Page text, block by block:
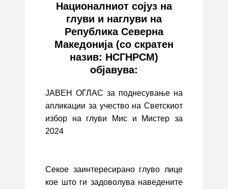
Националниот сојуз на
глуви и наглуви на
Република Северна
Македонија (со скратен
назив: НСГНРСМ)
објавува:
ЈАВЕН ОГЛАС за поднесување на
апликации за учество на Светскиот
избор на глуви Мис и Мистер за
2024
Секое заинтересирано глуво лице
кое што ги задоволува наведените